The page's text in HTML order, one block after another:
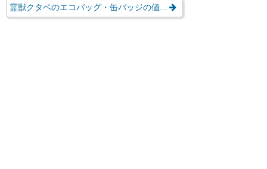
霊獣クタベのエコバッグ・缶バッジの値...